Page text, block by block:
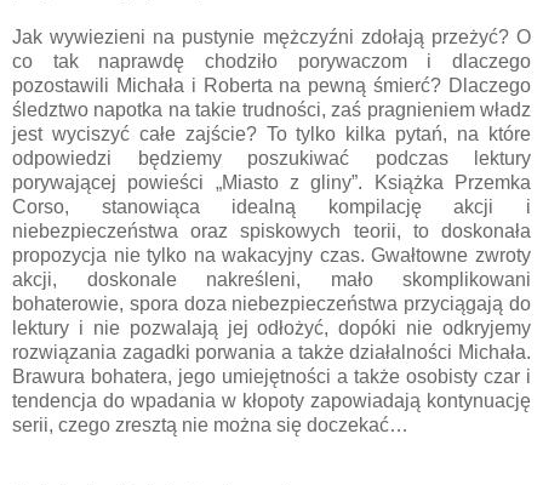
Jak wywiezieni na pustynie mężczyźni zdołają przeżyć? O
co tak naprawdę chodziło porywaczom i dlaczego
pozostawili Michała i Roberta na pewną śmierć? Dlaczego
śledztwo napotka na takie trudności, zaś pragnieniem władz
jest wyciszyć całe zajście? To tylko kilka pytań, na które
odpowiedzi będziemy poszukiwać podczas lektury
porywającej powieści „Miasto z gliny”. Książka Przemka
Corso, stanowiąca idealną kompilację akcji i
niebezpieczeństwa oraz spiskowych teorii, to doskonała
propozycja nie tylko na wakacyjny czas. Gwałtowne zwroty
akcji, doskonale nakreśleni, mało skomplikowani
bohaterowie, spora doza niebezpieczeństwa przyciągają do
lektury i nie pozwalają jej odłożyć, dopóki nie odkryjemy
rozwiązania zagadki porwania a także działalności Michała.
Brawura bohatera, jego umiejętności a także osobisty czar i
tendencja do wpadania w kłopoty zapowiadają kontynuację
serii, czego zresztą nie można się doczekać…